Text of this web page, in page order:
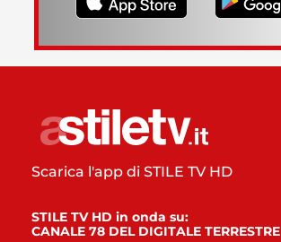
Scarica l'app di STILE TV HD
STILE TV HD in onda su:
CANALE 78 DEL DIGITALE TERRESTRE